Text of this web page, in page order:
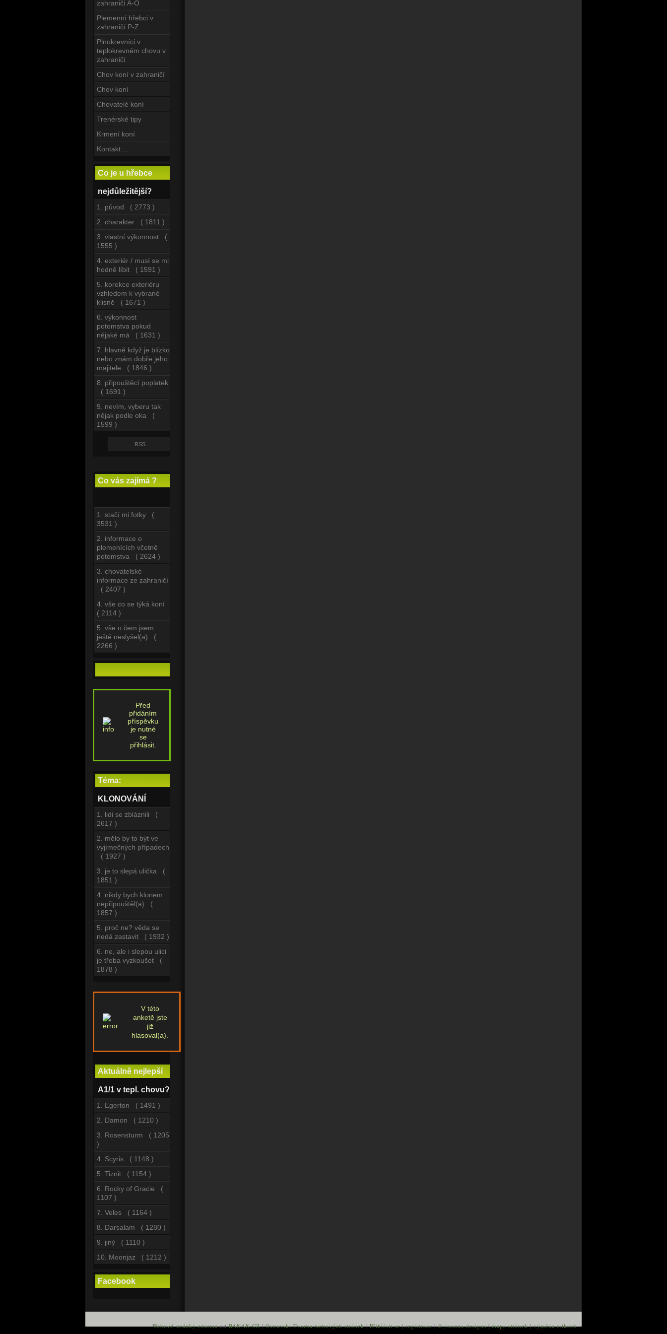
zahraničí A-O
Plemenní hřebci v
zahraničí P-Z
Plnokrevníci v
teplokrevném chovu v
zahraničí
Chov koní v zahraničí
Chov koní
Chovatelé koní
Trenérské tipy
Krmení koní
Kontakt ...
Co je u hřebce
nejdůležitější?
1. původ ( 2773 )
2. charakter ( 1811 )
3. vlastní výkonnost (
1555 )
4. exteriér / musí se mi
hodně líbit ( 1591 )
5. korekce exteriéru
vzhledem k vybrané
klisně ( 1671 )
6. výkonnost
potomstva pokud
nějaké má ( 1631 )
7. hlavně když je blízko
nebo znám dobře jeho
majitele ( 1846 )
8. připouštěcí poplatek
( 1691 )
9. nevím, vyberu tak
nějak podle oka (
1599 )
RSS
Co vás zajímá ?
1. stačí mi fotky (
3531 )
2. informace o
plemenících včetně
potomstva ( 2624 )
3. chovatelské
informace ze zahraničí
( 2407 )
4. vše co se týká koní
( 2114 )
5. vše o čem jsem
ještě neslyšel(a) (
2266 )
Před
přidáním
příspěvku
je nutné
se
přihlásit.
Téma:
KLONOVÁNÍ
1. lidi se zbláznili (
2617 )
2. mělo by to být ve
vyjímečných případech
( 1927 )
3. je to slepá ulička (
1851 )
4. nikdy bych klonem
nepřipouštěl(a) (
1857 )
5. proč ne? věda se
nedá zastavit ( 1932 )
6. ne, ale i slepou ulici
je třeba vyzkoušet (
1878 )
V této
anketě jste
již
hlasoval(a).
Aktuálně nejlepší
A1/1 v tepl. chovu?
1. Egerton ( 1491 )
2. Damon ( 1210 )
3. Rosensturm ( 1205
)
4. Scyris ( 1148 )
5. Tiznit ( 1154 )
6. Rocky of Gracie (
1107 )
7. Veles ( 1164 )
8. Darsalam ( 1280 )
9. jiný ( 1110 )
10. Moonjaz ( 1212 )
Facebook
Webové stránky zdarmaodBANAN.CZ|Ostravski Tvorba webových stránek |Přihlásit se |registrace |© jinsona designs |mapa stránek |výměna odkazů